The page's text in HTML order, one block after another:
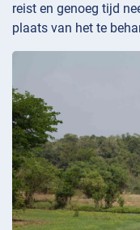
reist en genoeg tijd
plaats van het te